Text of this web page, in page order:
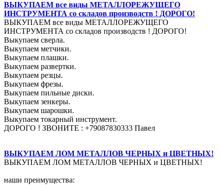
ВЫКУПАЕМ все виды МЕТАЛЛОРЕЖУЩЕГО
ИНСТРУМЕНТА со складов производств ! ДОРОГО!
ВЫКУПАЕМ все виды МЕТАЛЛОРЕЖУЩЕГО
ИНСТРУМЕНТА со складов производств ! ДОРОГО!
Выкупаем сверла.
Выкупаем метчики.
Выкупаем плашки.
Выкупаем развертки.
Выкупаем резцы.
Выкупаем фрезы.
Выкупаем пильные диски.
Выкупаем зенкеры.
Выкупаем шарошки.
Выкупаем токарный инструмент.
ДОРОГО ! ЗВОНИТЕ : +79087830333 Павел
ВЫКУПАЕМ ЛОМ МЕТАЛЛОВ ЧЕРНЫХ и ЦВЕТНЫХ!
ВЫКУПАЕМ ЛОМ МЕТАЛЛОВ ЧЕРНЫХ и ЦВЕТНЫХ!
наши преимущества: